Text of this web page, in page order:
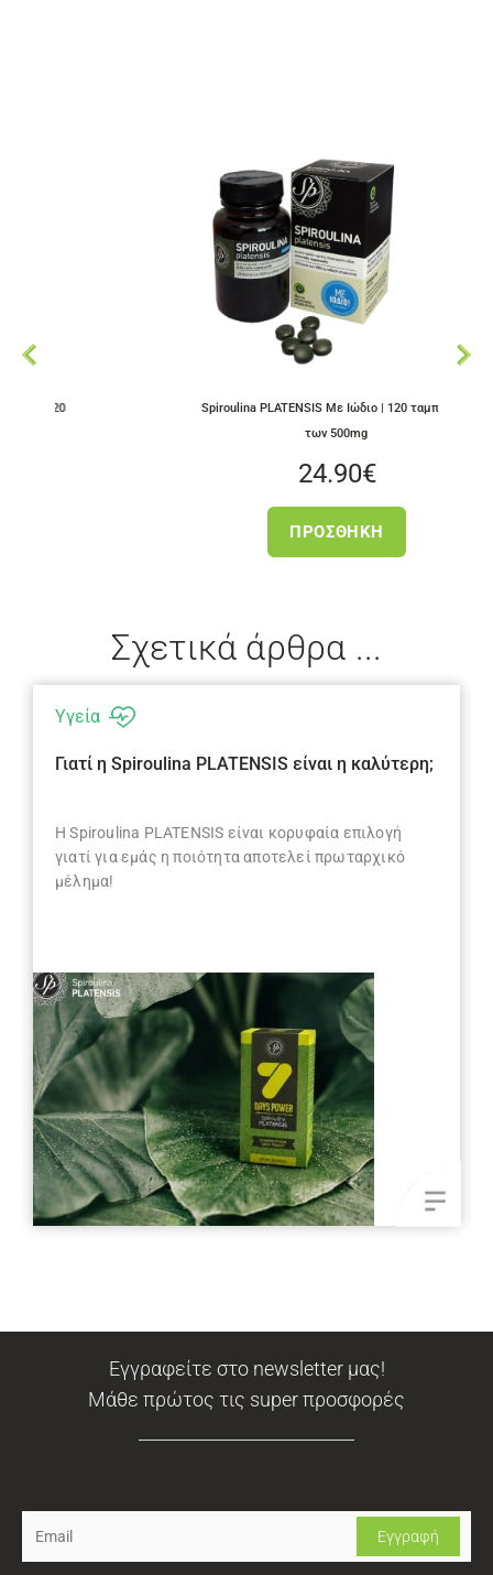
Spiroulina PLATENSIS Με Ιώδιο | 120 ταμπλέτες
€
ΠΡΟΣΘΉΚΗ
Σχετικά άρθρα ...
Υγεία
Γιατί η Spiroulina PLATENSIS είναι η καλύτερη;
H Spiroulina PLATENSIS είναι κορυφαία επιλογή
γιατί για εμάς η ποιότητα αποτελεί πρωταρχικό
μέλημα!
Εγγραφείτε στο newsletter μας!
Μάθε πρώτος τις super προσφορές